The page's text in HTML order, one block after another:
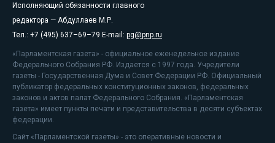
Исполняющий обязанности главного
редактора — Абдуллаев М.Р.
Тел.: +7 (495) 637–69–79 E-mail: pg@pnp.ru
«Парламентская газета» - официальное еженедельное издание
Федерального Собрания РФ. Издается с 1997 года. Учредители
газеты - Государственная Дума и Совет Федерации РФ. Официальный
публикатор федеральных конституционных законов, федеральных
законов и актов палат Федерального Собрания. «Парламентская
газета» имеет пункты печати и представительства в десяти субъектах
федерации.
Сайт «Парламентской газеты» - это оперативные новости и